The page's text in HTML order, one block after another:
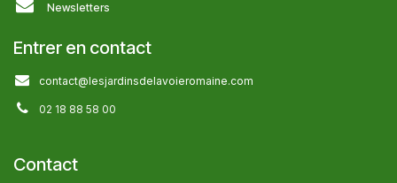
Newsletters
Entrer en contact
contact@lesjardinsdelavoieromaine.com
02 18 88 58 00
Contact